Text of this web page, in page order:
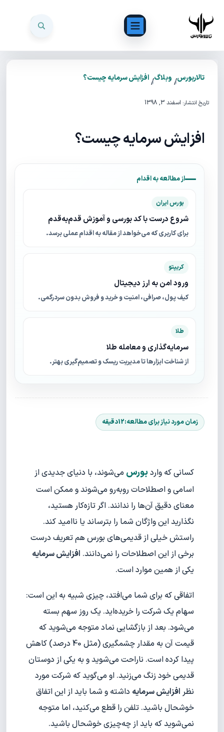
تالاربورس/ وبلاگ/افزایش سرمایه چیست؟
تاریخ انتشار: اسفند 3, 1398
افزایش سرمایه چیست؟
از مطالعه به اقدام
بورس ایران
شروع درست با کد بورسی و آموزش قدم‌به‌قدم
برای کاربری که می‌خواهد از مقاله به اقدام عملی برسد.
کریپتو
ورود امن به ارز دیجیتال
کیف پول، صرافی، امنیت و خرید و فروش بدون سردرگمی.
طلا
سرمایه‌گذاری و معامله طلا
از شناخت ابزارها تا مدیریت ریسک و تصمیم‌گیری بهتر.
کسانی که واردبورس می‌شوند، با دنیای جدیدی از
اسامی و اصطلاحات روبه‌رو می‌شوند و ممکن است
معنای دقیق آن‌ها را ندانند. اگر تازه‌کار هستید،
نگذارید این واژگان شما را بترساند یا ناامید کند.
راستش خیلی از قدیمی‌های بورس هم تعریف درست
برخی از این اصطلاحات را نمی‌دانند. افزایش سرمایه
یکی از همین موارد است.
اتفاقی که برای شما می‌افتد، چیزی شبیه به این است:
سهام یک شرکت را خریده‌اید. یک روز سهم بسته
می‌شود. بعد از بازگشایی نماد متوجه می‌شوید که
قیمت آن به مقدار چشمگیری (مثل 40 درصد) کاهش
پیدا کرده است. ناراحت می‌شوید و به یکی از دوستان
قدیمی خود زنگ می‌زنید. او می‌گوید که شرکت مورد
نظر افزایش سرمایه داشته و شما باید از این اتفاق
خوشحال باشید. تلفن را قطع می‌کنید، اما متوجه
نمی‌شوید که باید از چه‌چیزی خوشحال باشید.